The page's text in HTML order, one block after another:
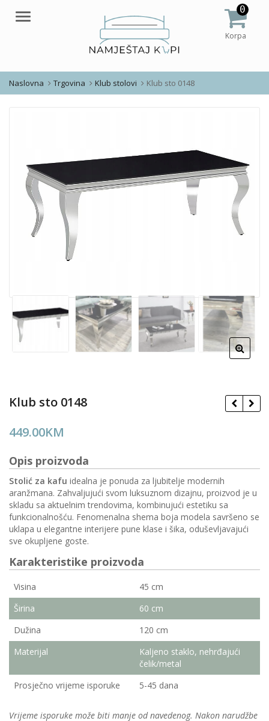
Meni
0
Korpa
Naslovna Trgovina Klub stolovi Klub sto 0148
Klub sto 0148
449.00KM
Opis proizvoda
Stolić za kafu idealna je ponuda za ljubitelje modernih
aranžmana. Zahvaljujući svom luksuznom dizajnu, proizvod je u
skladu sa aktuelnim trendovima, kombinujući estetiku sa
funkcionalnošću. Fenomenalna shema boja modela savršeno se
uklapa u elegantne interijere pune klase i šika, oduševljavajući
sve okupljene goste.
Karakteristike proizvoda
Visina
45 cm
Širina
60 cm
Dužina
120 cm
Materijal
Kaljeno staklo, nehrđajući
čelik/metal
Prosječno vrijeme isporuke
5-45 dana
Vrijeme isporuke može biti manje od navedenog. Nakon narudžbe